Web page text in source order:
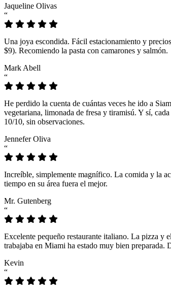
Jaqueline Olivas
“
Una joya escondida. Fácil estacionamiento y
$9). Recomiendo la pasta con camarones y salmón.
Mark Abell
“
He perdido la cuenta de cuántas veces he ido a
vegetariana, limonada de fresa y tiramisú. Y sí,
10/10, sin observaciones.
Jennefer Oliva
“
Increíble, simplemente magnífico. La comida y la
tiempo en su área fuera el mejor.
Mr. Gutenberg
“
Excelente pequeño restaurante italiano. La pizza y
trabajaba en Miami ha estado muy bien preparada.
Kevin
“